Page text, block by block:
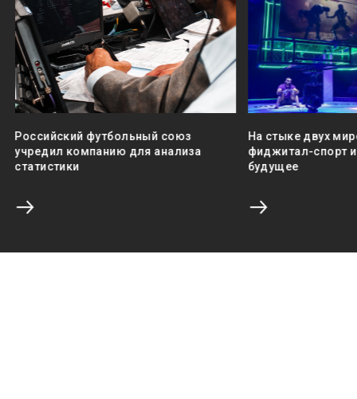
Российский футбольный союз
учредил компанию для анализа
статистики
На стыке двух
фиджитал-спорт
будущее